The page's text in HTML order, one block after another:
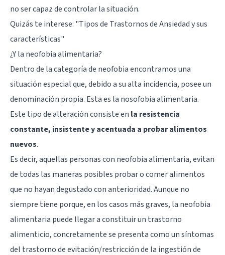
no ser capaz de controlar la situación.
Quizás te interese: "Tipos de Trastornos de Ansiedad y sus
características"
¿Y la neofobia alimentaria?
Dentro de la categoría de neofobia encontramos una
situación especial que, debido a su alta incidencia, posee un
denominación propia. Esta es la nosofobia alimentaria.
Este tipo de alteración consiste en la resistencia
constante, insistente y acentuada a probar alimentos
nuevos.
Es decir, aquellas personas con neofobia alimentaria, evitan
de todas las maneras posibles probar o comer alimentos
que no hayan degustado con anterioridad. Aunque no
siempre tiene porque, en los casos más graves, la neofobia
alimentaria puede llegar a constituir un trastorno
alimenticio, concretamente se presenta como un síntomas
del trastorno de evitación/restricción de la ingestión de